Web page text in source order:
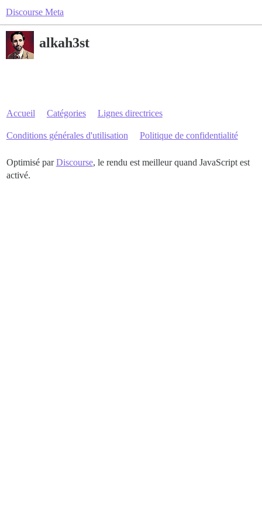
Discourse Meta
alkah3st
Accueil Catégories Lignes directrices
Conditions générales d'utilisation Politique de confidentialité
Optimisé parDiscourse, le rendu est meilleur quand JavaScript est
activé.